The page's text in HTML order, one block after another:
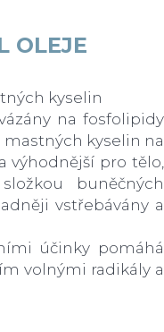
OLEJE
kyselin
na fosfolipidy
kyselin na
výhodnější pro tělo,
buněčných
vstřebávány a
účinky pomáhá
volnými radikály a